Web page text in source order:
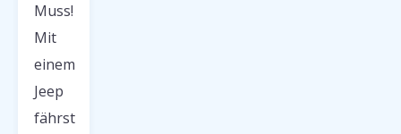
Muss!
Mit
einem
Jeep
fährst